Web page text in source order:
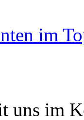
im
uns im